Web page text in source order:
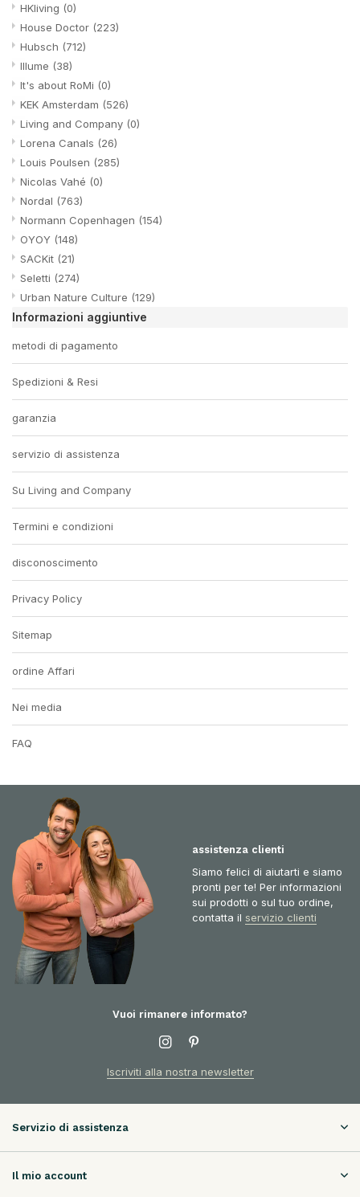
HKliving (0)
House Doctor (223)
Hubsch (712)
Illume (38)
It's about RoMi (0)
KEK Amsterdam (526)
Living and Company (0)
Lorena Canals (26)
Louis Poulsen (285)
Nicolas Vahé (0)
Nordal (763)
Normann Copenhagen (154)
OYOY (148)
SACKit (21)
Seletti (274)
Urban Nature Culture (129)
Informazioni aggiuntive
metodi di pagamento
Spedizioni & Resi
garanzia
servizio di assistenza
Su Living and Company
Termini e condizioni
disconoscimento
Privacy Policy
Sitemap
ordine Affari
Nei media
FAQ
assistenza clienti
Siamo felici di aiutarti e siamo
pronti per te! Per informazioni
sui prodotti o sul tuo ordine,
contatta il servizio clienti
Vuoi rimanere informato?
Iscriviti alla nostra newsletter
Servizio di assistenza
Il mio account